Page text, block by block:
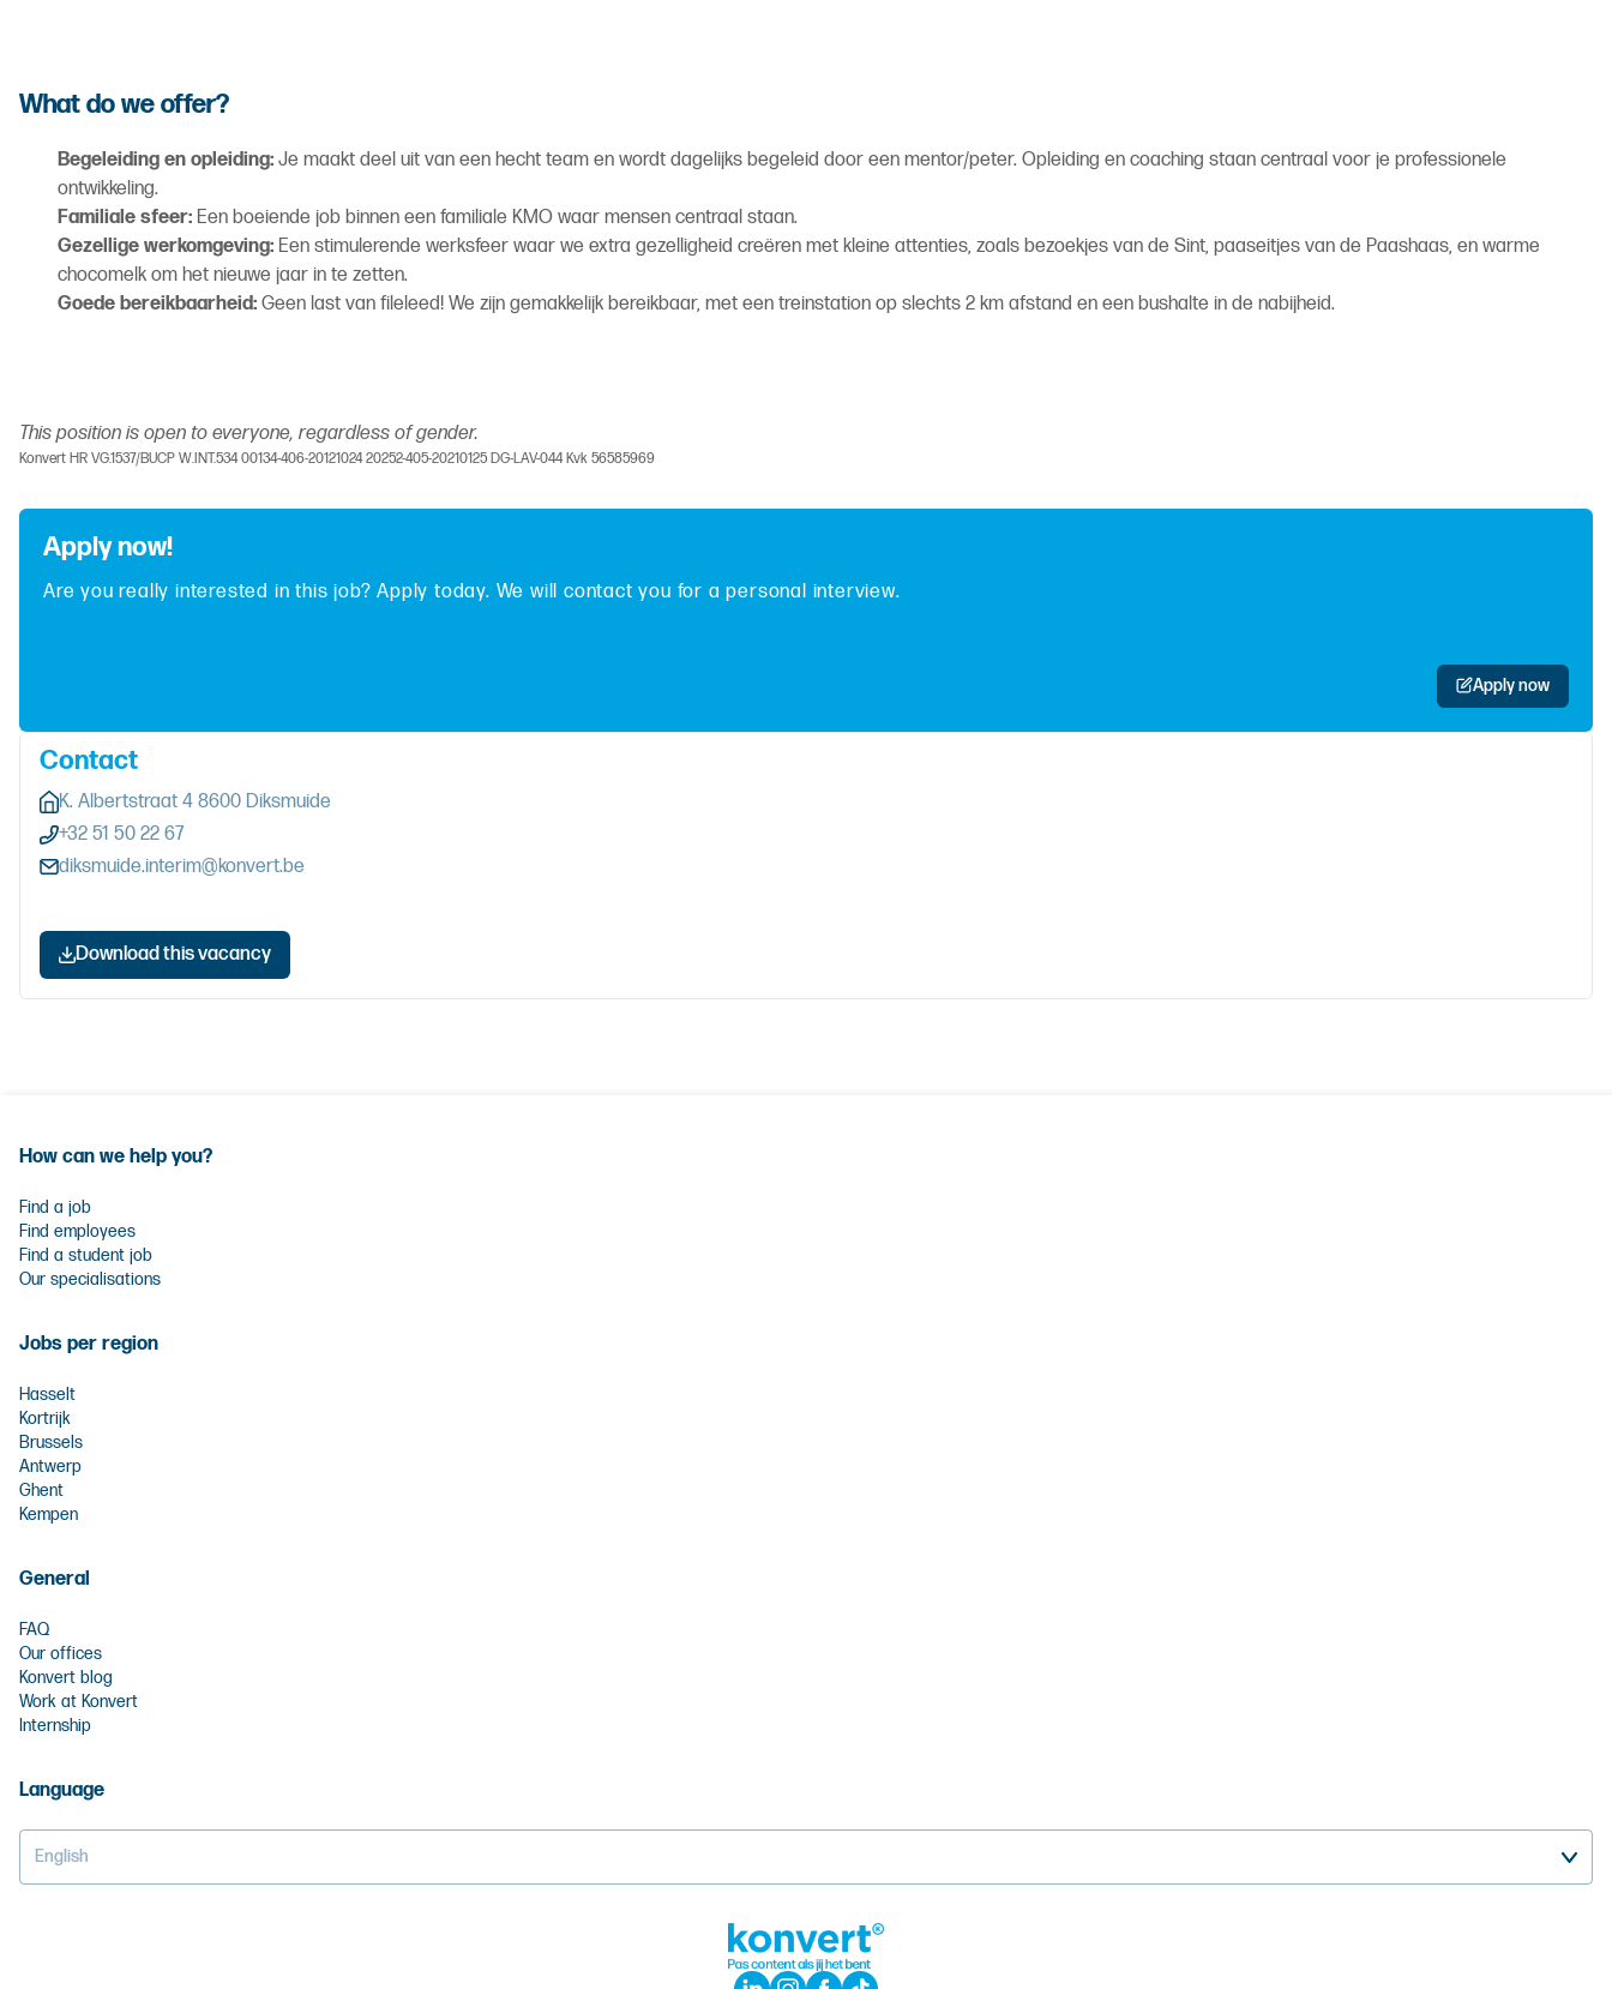
What do we offer?
Begeleiding en opleiding: Je maakt deel uit van een hecht team en wordt dagelijks begeleid door een mentor/peter. Opleiding en coaching staan centraal voor je professionele
ontwikkeling.
Familiale sfeer: Een boeiende job binnen een familiale KMO waar mensen centraal staan.
Gezellige werkomgeving: Een stimulerende werksfeer waar we extra gezelligheid creëren met kleine attenties, zoals bezoekjes van de Sint, paaseitjes van de Paashaas, en warme
chocomelk om het nieuwe jaar in te zetten.
Goede bereikbaarheid: Geen last van fileleed! We zijn gemakkelijk bereikbaar, met een treinstation op slechts 2 km afstand en een bushalte in de nabijheid.
This position is open to everyone, regardless of gender.
Konvert HR VG.1537/BUCP W.INT.534 00134-406-20121024 20252-405-20210125 DG-LAV-044 Kvk 56585969
Apply now!
Are you really interested in this job? Apply today. We will contact you for a personal interview.
Apply now
Contact
K. Albertstraat 4 8600 Diksmuide
+32 51 50 22 67
diksmuide.interim@konvert.be
Download this vacancy
How can we help you?
Find a job
Find employees
Find a student job
Our specialisations
Jobs per region
Hasselt
Kortrijk
Brussels
Antwerp
Ghent
Kempen
General
FAQ
Our offices
Konvert blog
Work at Konvert
Internship
Language
English